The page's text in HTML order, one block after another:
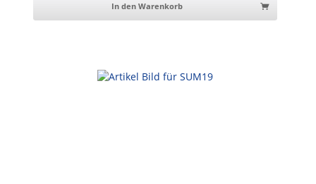
In den Warenkorb